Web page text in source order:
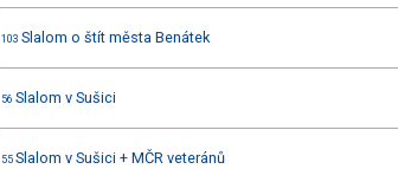
103 Slalom o štít města Benátek
56 Slalom v Sušici
55 Slalom v Sušici + MČR veteránů